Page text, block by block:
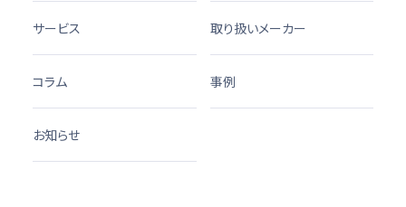
サービス 取り扱いメーカー
コラム 事例
お知らせ